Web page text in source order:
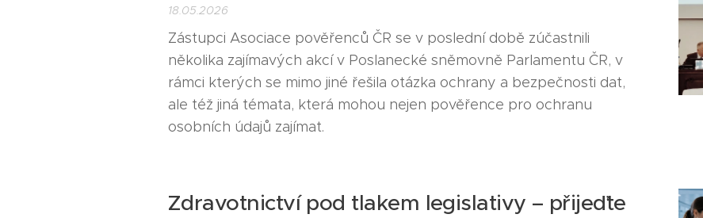
18.05.2026
Zástupci Asociace pověřenců ČR se v poslední době zúčastnili
několika zajímavých akcí v Poslanecké sněmovně Parlamentu ČR, v
rámci kterých se mimo jiné řešila otázka ochrany a bezpečnosti dat,
ale též jiná témata, která mohou nejen pověřence pro ochranu
osobních údajů zajímat.
Zdravotnictví pod tlakem legislativy – přijeďte